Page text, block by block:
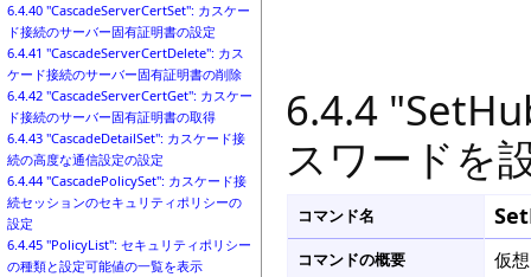
6.4.40 "CascadeServerCertSet": カスケー
ド接続のサーバー固有証明書の設定
6.4.41 "CascadeServerCertDelete": カス
ケード接続のサーバー固有証明書の削除
6.4.42 "CascadeServerCertGet": カスケー
ド接続のサーバー固有証明書の取得
6.4.43 "CascadeDetailSet": カスケード接
続の高度な通信設定の設定
6.4.44 "CascadePolicySet": カスケード接
続セッションのセキュリティポリシーの
設定
6.4.45 "PolicyList": セキュリティポリシー
の種類と設定可能値の一覧を表示
6.4.4
スワードを
コマンド名
コマンドの概要 仮